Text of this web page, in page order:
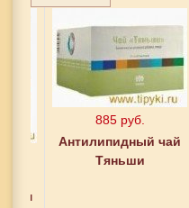
885 руб.
Антилипидный чай
Тяньши